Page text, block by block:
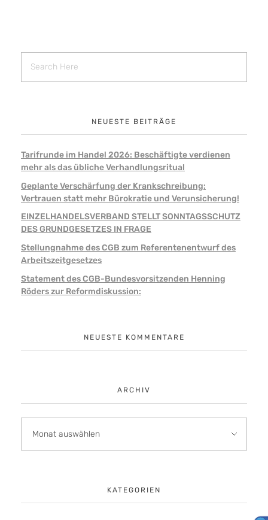
NEUESTE BEITRÄGE
Tarifrunde im Handel 2026: Beschäftigte verdienen
mehr als das übliche Verhandlungsritual
Geplante Verschärfung der Krankschreibung:
Vertrauen statt mehr Bürokratie und Verunsicherung!
EINZELHANDELSVERBAND STELLT SONNTAGSSCHUTZ
DES GRUNDGESETZES IN FRAGE
Stellungnahme des CGB zum Referentenentwurf des
Arbeitszeitgesetzes
Statement des CGB-Bundesvorsitzenden Henning
Röders zur Reformdiskussion:
NEUESTE KOMMENTARE
ARCHIV
KATEGORIEN